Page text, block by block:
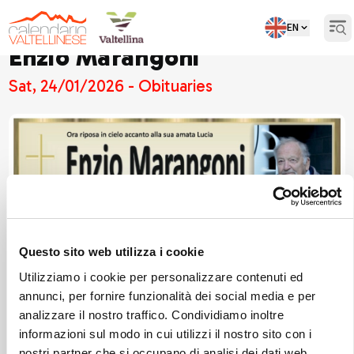
Questo sito web utilizza i cookie
Utilizziamo i cookie per personalizzare contenuti ed
annunci, per fornire funzionalità dei social media e per
analizzare il nostro traffico. Condividiamo inoltre
informazioni sul modo in cui utilizzi il nostro sito con i
EN
Enzio Marangoni
Sat, 24/01/2026 - Obituaries